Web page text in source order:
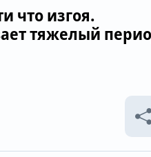
что изгоя.
тяжелый